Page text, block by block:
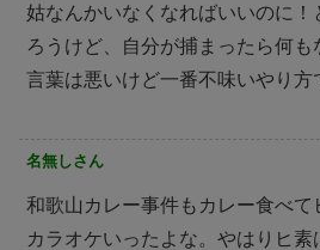
姑なんかいなくなればいいのに
ろうけど、自分が捕まったら何も
言葉は悪いけど一番不味いやり方
名無しさん
和歌山カレー事件もカレー食べ
カラオケいったよな。やはりヒ素